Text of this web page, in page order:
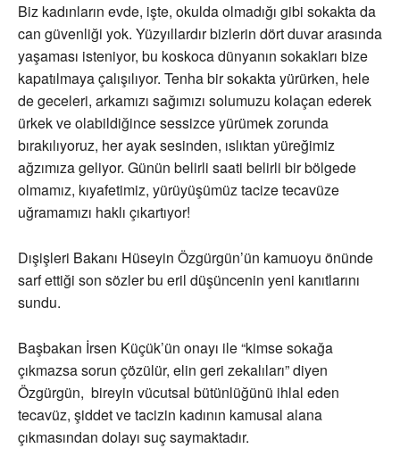
Biz kadınların evde, işte, okulda olmadığı gibi sokakta da
can güvenliği yok. Yüzyıllardır bizlerin dört duvar arasında
yaşaması isteniyor, bu koskoca dünyanın sokakları bize
kapatılmaya çalışılıyor. Tenha bir sokakta yürürken, hele
de geceleri, arkamızı sağımızı solumuzu kolaçan ederek
ürkek ve olabildiğince sessizce yürümek zorunda
bırakılıyoruz, her ayak sesinden, ıslıktan yüreğimiz
ağzımıza geliyor. Günün belirli saati belirli bir bölgede
olmamız, kıyafetimiz, yürüyüşümüz tacize tecavüze
uğramamızı haklı çıkartıyor!
Dışişleri Bakanı Hüseyin Özgürgün’ün kamuoyu önünde
sarf ettiği son sözler bu eril düşüncenin yeni kanıtlarını
sundu.
Başbakan İrsen Küçük’ün onayı ile “kimse sokağa
çıkmazsa sorun çözülür, elin geri zekalıları” diyen
Özgürgün, bireyin vücutsal bütünlüğünü ihlal eden
tecavüz, şiddet ve tacizin kadının kamusal alana
çıkmasından dolayı suç saymaktadır.